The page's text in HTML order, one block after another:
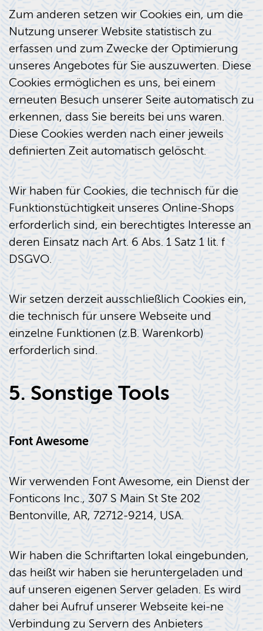
Zum anderen setzen wir Cookies ein, um die
Nutzung unserer Website statistisch zu
erfassen und zum Zwecke der Optimierung
unseres Angebotes für Sie auszuwerten. Diese
Cookies ermöglichen es uns, bei einem
erneuten Besuch unserer Seite automatisch zu
erkennen, dass Sie bereits bei uns waren.
Diese Cookies werden nach einer jeweils
definierten Zeit automatisch gelöscht.
Wir haben für Cookies, die technisch für die
Funktionstüchtigkeit unseres Online-Shops
erforderlich sind, ein berechtigtes Interesse an
deren Einsatz nach Art. 6 Abs. 1 Satz 1 lit. f
DSGVO.
Wir setzen derzeit ausschließlich Cookies ein,
die technisch für unsere Webseite und
einzelne Funktionen (z.B. Warenkorb)
erforderlich sind.
5. Sonstige Tools
Font Awesome
Wir verwenden Font Awesome, ein Dienst der
Fonticons Inc., 307 S Main St Ste 202
Bentonville, AR, 72712-9214, USA.
Wir haben die Schriftarten lokal eingebunden,
das heißt wir haben sie heruntergeladen und
auf unseren eigenen Server geladen. Es wird
daher bei Aufruf unserer Webseite kei-ne
Verbindung zu Servern des Anbieters